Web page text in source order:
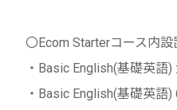
〇Ecom Starterコース内設
・Basic English(基礎英語)
・Basic English(基礎英語